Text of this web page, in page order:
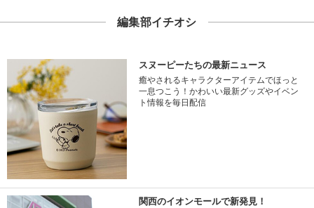
編集部イチオシ
スヌーピーたちの最新ニュース
癒やされるキャラクターアイテムでほっと
一息つこう！かわいい最新グッズやイベン
ト情報を毎日配信
関西のイオンモールで新発見！